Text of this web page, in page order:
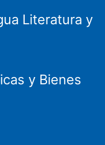
Literatura y
y Bienes